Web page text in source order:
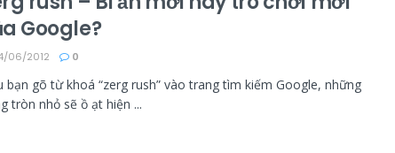
Google?
06/2012 0
bạn gõ từ khoá “zerg rush” vào trang tìm kiếm Google, những
tròn nhỏ sẽ ồ ạt hiện ...